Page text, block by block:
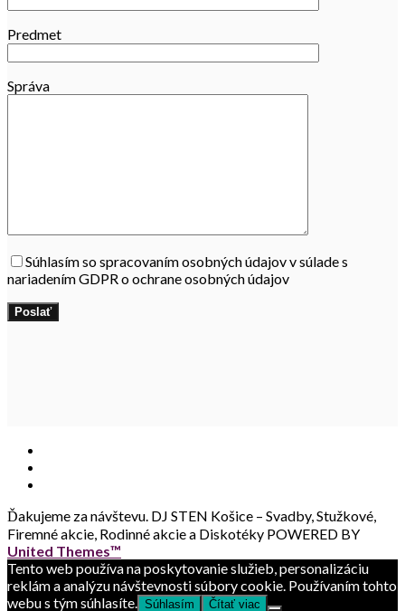
Predmet
Správa
Súhlasím so spracovaním osobných údajov v súlade s
nariadením GDPR o ochrane osobných údajov
Ďakujeme za návštevu. DJ STEN Košice – Svadby, Stužkové,
Firemné akcie, Rodinné akcie a Diskotéky POWERED BY
United Themes™
Tento web používa na poskytovanie služieb, personalizáciu
reklám a analýzu návštevnosti súbory cookie. Používaním tohto
webu s tým súhlasíte. Súhlasím Čítať viac